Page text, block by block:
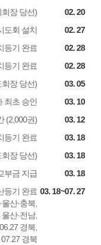
02. 20
장 당선)
02. 27
도회 설치
02. 28
등기 완료
02. 28
등기 완료
03. 05
장 당선)
03. 10
최초 승인
03. 12
(2,000권)
03. 18
등기 완료
03. 18
장 당선)
03. 18
부금 지급
03. 18~07. 27
등기 완료
산·충북,
산·전남,
경북,
경북